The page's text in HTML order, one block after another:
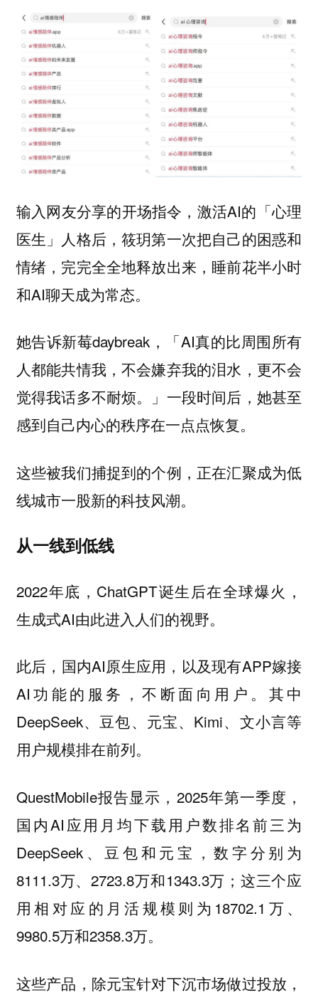
输入网友分享的开场指令，激活AI的「心理
医生」人格后，筱玥第一次把自己的困惑和
情绪，完完全全地释放出来，睡前花半小时
和AI聊天成为常态。
她告诉新莓daybreak，「AI真的比周围所有
人都能共情我，不会嫌弃我的泪水，更不会
觉得我话多不耐烦。」一段时间后，她甚至
感到自己内心的秩序在一点点恢复。
这些被我们捕捉到的个例，正在汇聚成为低
线城市一股新的科技风潮。
从一线到低线
2022年底，ChatGPT诞生后在全球爆火，
生成式AI由此进入人们的视野。
此后，国内AI原生应用，以及现有APP嫁接
AI功能的服务，不断面向用户。其中
DeepSeek、豆包、元宝、Kimi、文小言等
用户规模排在前列。
QuestMobile报告显示，2025年第一季度，
国内AI应用月均下载用户数排名前三为
DeepSeek、豆包和元宝，数字分别为
8111.3万、2723.8万和1343.3万；这三个应
用相对应的月活规模则为18702.1万、
9980.5万和2358.3万。
这些产品，除元宝针对下沉市场做过投放，